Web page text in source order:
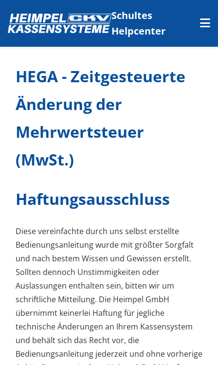
Schultes
Helpcenter
HEGA - Zeitgesteuerte
Änderung der
Mehrwertsteuer
(MwSt.)
Haftungsausschluss
Diese vereinfachte durch uns selbst erstellte
Bedienungsanleitung wurde mit größter Sorgfalt
und nach bestem Wissen und Gewissen erstellt.
Sollten dennoch Unstimmigkeiten oder
Auslassungen enthalten sein, bitten wir um
schriftliche Mitteilung. Die Heimpel GmbH
übernimmt keinerlei Haftung für jegliche
technische Änderungen an Ihrem Kassensystem
und behält sich das Recht vor, die
Bedienungsanleitung jederzeit und ohne vorherige